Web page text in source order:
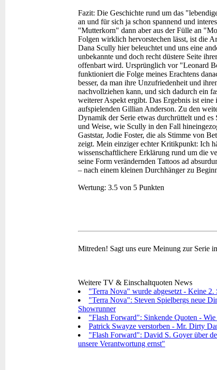
Fazit: Die Geschichte rund um das
an und für sich ja schon spannend und
"Mutterkorn" dann aber aus der Fülle an
Folgen wirklich hervorstechen lässt, ist die
Dana Scully hier beleuchtet und uns eine
unbekannte und doch recht düstere Seite
offenbart wird. Ursprünglich vor "Leonard
funktioniert die Folge meines Erachtens
besser, da man ihre Unzufriedenheit und
nachvollziehen kann, und sich dadurch ein
weiterer Aspekt ergibt. Das Ergebnis ist
aufspielenden Gillian Anderson. Zu den
Dynamik der Serie etwas durchrüttelt und
und Weise, wie Scully in den Fall
Gaststar, Jodie Foster, die als Stimme von
zeigt. Mein einziger echter Kritikpunkt: Ich
wissenschaftlichere Erklärung rund um die
seine Form verändernden Tattoos ad
– nach einem kleinen Durchhänger zu
Wertung: 3.5 von 5 Punkten
Mitreden! Sagt uns eure Meinung zur Serie
Weitere TV & Einschaltquoten News
"Terra Nova" wurde abgesetzt - Keine
"Terra Nova": Steven Spielbergs neue
Showrunner
"Flash Forward": Sinkende Quoten -
Patrick Swayze verstorben - Mr. Dirty
"Flash Forward": David S. Goyer über
unsere Verantwortung ernst"